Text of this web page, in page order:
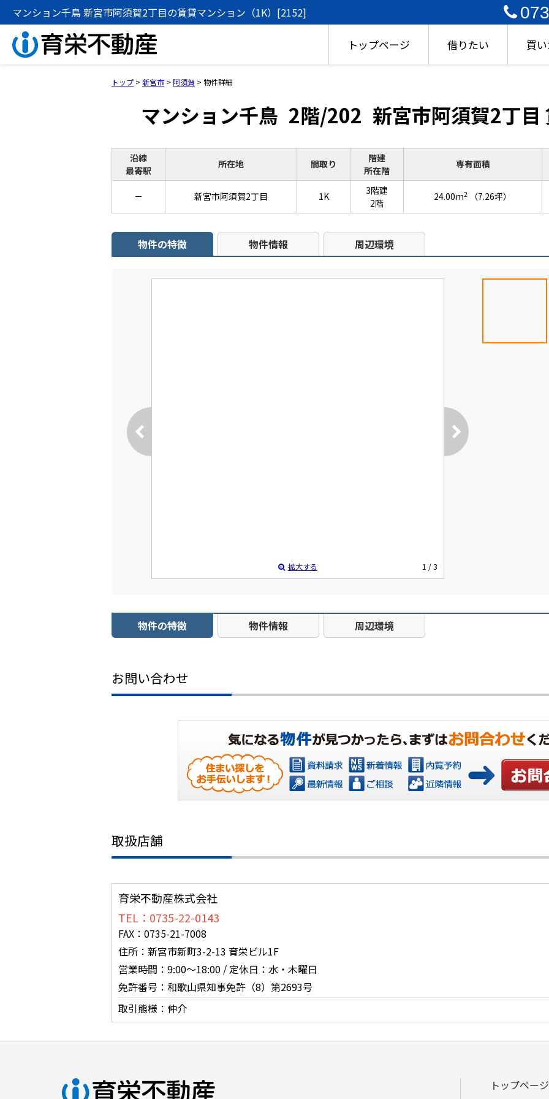
マンション千鳥 新宮市阿須賀2丁目の賃貸マンション（1K）[2152]
トップページ 借りたい 買
トップ > 新宮市 > 阿須賀 > 物件詳細
マンション千鳥 2階/202 新宮市阿須賀2丁目
沿線
最寄駅
所在地 間取り
階建
所在階
専有面積
－ 新宮市阿須賀2丁目 1K
3階建
2階
24.00m2 （7.26坪）
物件の特徴 物件情報 周辺環境
拡大する 1 / 3
物件の特徴 物件情報 周辺環境
お問い合わせ
お問い合
取扱店舗
育栄不動産株式会社
TEL：0735-22-0143
FAX：0735-21-7008
住所：新宮市新町3-2-13 育栄ビル1F
営業時間：9:00～18:00 / 定休日：水・木曜日
免許番号：和歌山県知事免許（8）第2693号
取引態様：仲介
トップページ